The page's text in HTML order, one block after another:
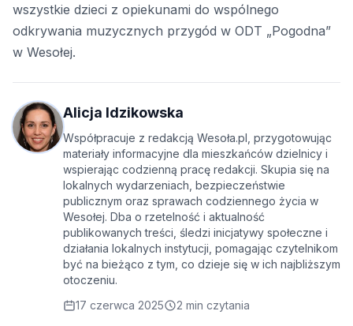
wszystkie dzieci z opiekunami do wspólnego
odkrywania muzycznych przygód w ODT „Pogodna”
w Wesołej.
Alicja Idzikowska
Współpracuje z redakcją Wesoła.pl, przygotowując
materiały informacyjne dla mieszkańców dzielnicy i
wspierając codzienną pracę redakcji. Skupia się na
lokalnych wydarzeniach, bezpieczeństwie
publicznym oraz sprawach codziennego życia w
Wesołej. Dba o rzetelność i aktualność
publikowanych treści, śledzi inicjatywy społeczne i
działania lokalnych instytucji, pomagając czytelnikom
być na bieżąco z tym, co dzieje się w ich najbliższym
otoczeniu.
17 czerwca 2025
2 min czytania